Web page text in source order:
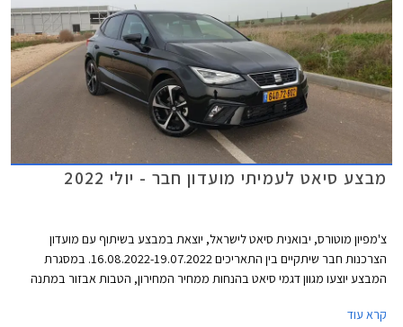
מבצע סיאט לעמיתי מועדון חבר - יולי 2022
צ'מפיון מוטורס, יבואנית סיאט לישראל, יוצאת במבצע בשיתוף עם מועדון
הצרכנות חבר שיתקיים בין התאריכים 16.08.2022-19.07.2022. במסגרת
המבצע יוצעו מגוון דגמי סיאט בהנחות ממחיר המחירון, הטבות אבזור במתנה
במבצע מאחר והרכב לא זמין במלאי. המבצע יתקיים בכל סוכנויות סיאט ברחבי
קרא עוד